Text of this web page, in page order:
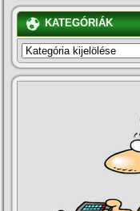
KATEGÓRIÁK
KATEGÓRIÁK